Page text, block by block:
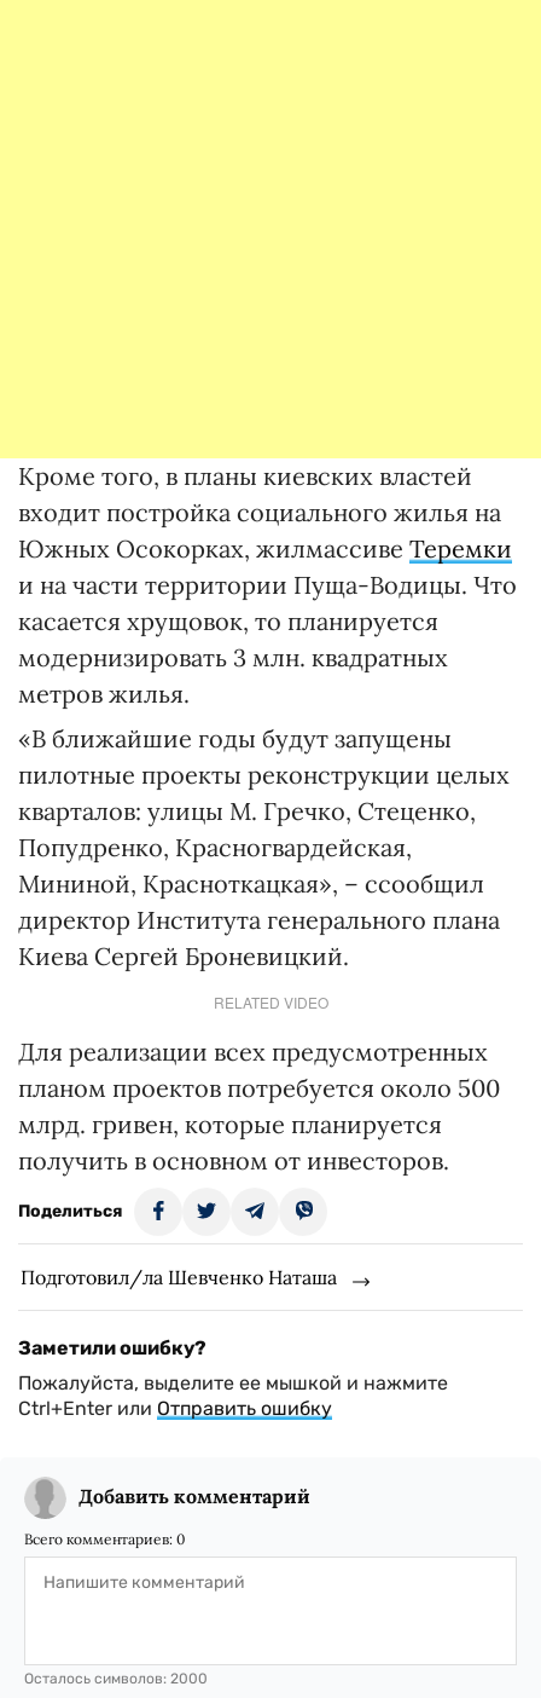
Кроме того, в планы киевских властей
входит постройка социального жилья на
Южных Осокорках, жилмассиве Теремки
и на части территории Пуща-Водицы. Что
касается хрущовок, то планируется
модернизировать 3 млн. квадратных
метров жилья.
«В ближайшие годы будут запущены
пилотные проекты реконструкции целых
кварталов: улицы М. Гречко, Стеценко,
Попудренко, Красногвардейская,
Мининой, Красноткацкая», – cсообщил
директор Института генерального плана
Киева Сергей Броневицкий.
RELATED VIDEO
Для реализации всех предусмотренных
планом проектов потребуется около 500
млрд. гривен, которые планируется
получить в основном от инвесторов.
Поделиться
Подготовил/ла Шевченко Наташа
Заметили ошибку?
Пожалуйста, выделите ее мышкой и нажмите
Ctrl+Enter или Отправить ошибку
Добавить комментарий
Всего комментариев: 0
Осталось символов: 2000